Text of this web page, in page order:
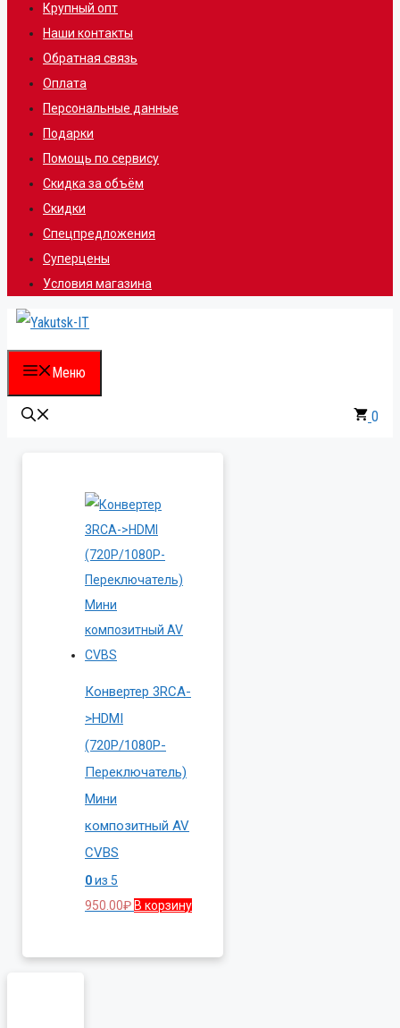
Крупный опт
Наши контакты
Обратная связь
Оплата
Персональные данные
Подарки
Помощь по сервису
Скидка за объём
Скидки
Спецпредложения
Суперцены
Условия магазина
Меню
0
Конвертер 3RCA-
>HDMI
(720P/1080P-
Переключатель)
Мини
композитный AV
CVBS
0из 5
950.00₽ В корзину